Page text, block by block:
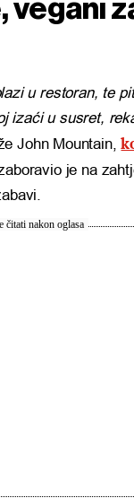
vegani
u restoran, te
izaći u susret,
John Mountain,
je na
čitati nakon oglasa